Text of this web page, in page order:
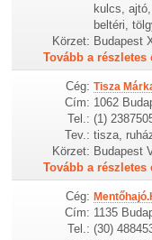
kulcs,
beltéri,
Körzet: Budapest
Tovább a részletes
Cég: Tisza
Cím: 1062
Tel.: (1)
Tev.: tisza,
Körzet: Budapest
Tovább a részletes
Cég:
Cím: 1135
Tel.: (30)